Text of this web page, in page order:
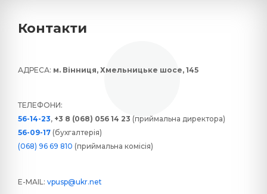
Контакти
АДРЕСА: м. Вінниця, Хмельницьке шосе, 145
ТЕЛЕФОНИ:
56-14-23, +3 8 (068) 056 14 23 (приймальна директора)
56-09-17 (бухгалтерія)
(068) 96 69 810 (приймальна комісія)
E-MAIL: vpusp@ukr.net